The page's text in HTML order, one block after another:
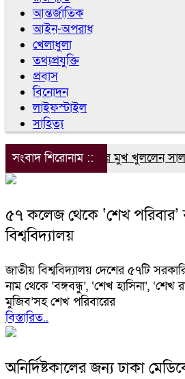
আন্তর্জাতিক
আইন-অপরাধ
খেলাধুলা
তথ্যপ্রযুক্তি
প্রবাস
বিনোদন
লাইফস্টাইল
সাহিত্য
সংবাদ শিরোনাম ::এবার মুখ খুললেন
৫৭ কলেজ থেকে ‘শেখ
বিশ্ববিদ্যালয়
জাতীয় বিশ্ববিদ্যালয় দেশের ৫৭টি
নাম থেকে ‘বঙ্গবন্ধু’, ‘শেখ হাসিনা’, ‘শেখ
মুজিব’সহ শেখ পরিবারের
বিস্তারিত..
অনির্দিষ্টকালের জন্য ঢাকা